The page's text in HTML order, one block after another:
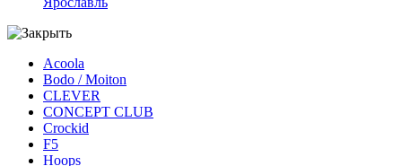
Acoola
Bodo / Moiton
CLEVER
CONCEPT CLUB
Crockid
F5
Hoops